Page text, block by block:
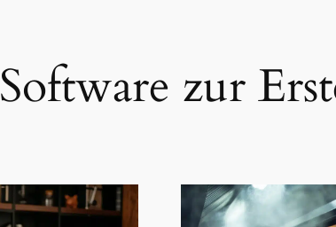
Software zur